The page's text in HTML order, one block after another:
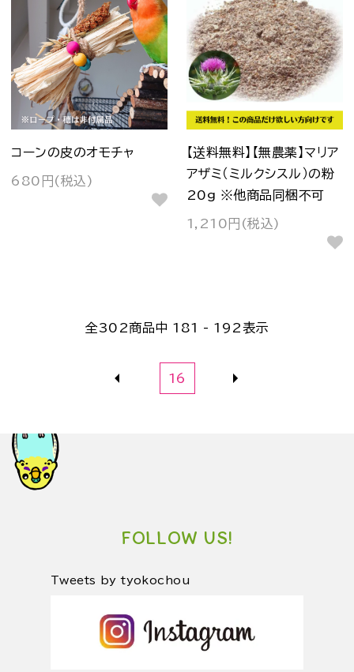
コーンの皮のオモチャ
680円(税込)
【送料無料】【無農薬】マリア
アザミ（ミルクシスル）の粉
20g ※他商品同梱不可
1,210円(税込)
全302商品中 181 - 192表示
16
FOLLOW US!
Tweets by tyokochou